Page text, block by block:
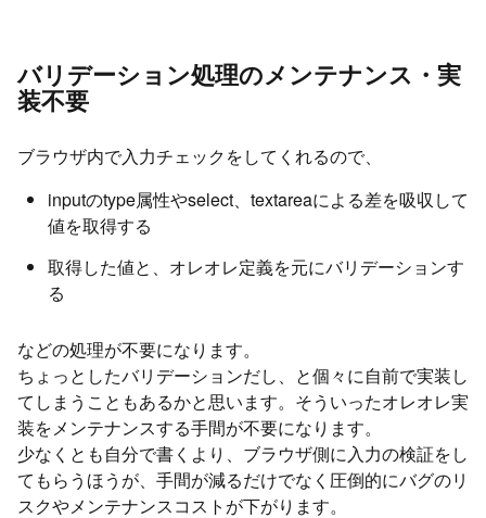
バリデーション処理のメンテナンス・実
装不要
ブラウザ内で入力チェックをしてくれるので、
inputのtype属性やselect、textareaによる差を吸収して
値を取得する
取得した値と、オレオレ定義を元にバリデーションす
る
などの処理が不要になります。
ちょっとしたバリデーションだし、と個々に自前で実装し
てしまうこともあるかと思います。そういったオレオレ実
装をメンテナンスする手間が不要になります。
少なくとも自分で書くより、ブラウザ側に入力の検証をし
てもらうほうが、手間が減るだけでなく圧倒的にバグのリ
スクやメンテナンスコストが下がります。